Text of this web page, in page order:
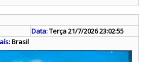
Data:Terça 21/7/2026 23:02:55
Brasil